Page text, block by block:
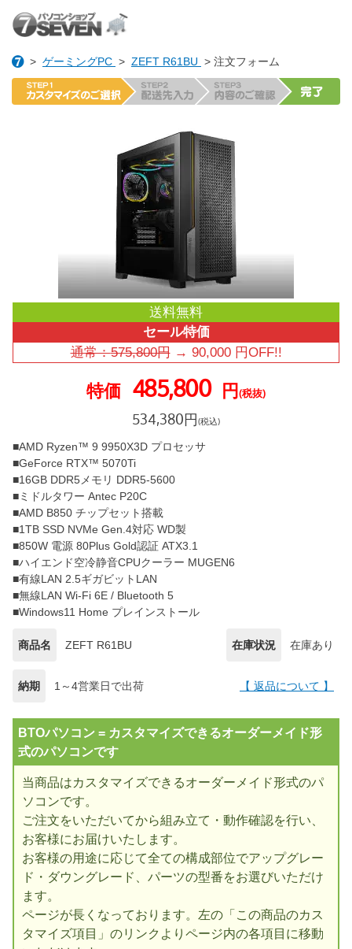
> ゲーミングPC > ZEFT R61BU > 注文フォーム
送料無料
セール特価
通常：575,800円→ 90,000円OFF!!
特価 485,800 円(税抜)
534,380円(税込)
■AMD Ryzen™ 9 9950X3D プロセッサ
■GeForce RTX™ 5070Ti
■16GB DDR5メモリ DDR5-5600
■ミドルタワー Antec P20C
■AMD B850 チップセット搭載
■1TB SSD NVMe Gen.4対応 WD製
■850W 電源 80Plus Gold認証 ATX3.1
■ハイエンド空冷静音CPUクーラー MUGEN6
■有線LAN 2.5ギガビットLAN
■無線LAN Wi-Fi 6E / Bluetooth 5
■Windows11 Home プレインストール
商品名 ZEFT R61BU 在庫状況 在庫あり
納期 1～4営業日で出荷 【 返品について 】
BTOパソコン = カスタマイズできるオーダーメイド形
式のパソコンです
当商品はカスタマイズできるオーダーメイド形式のパ
ソコンです。
ご注文をいただいてから組み立て・動作確認を行い、
お客様にお届けいたします。
お客様の用途に応じて全ての構成部位でアップグレー
ド・ダウングレード、パーツの型番をお選びいただけ
ます。
ページが長くなっております。左の「この商品のカス
タマイズ項目」のリンクよりページ内の各項目に移動